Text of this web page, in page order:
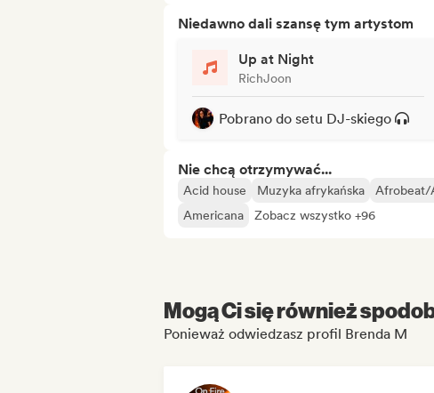
Niedawno dali szansę tym artystom
Up at Night
RichJoon
Pobrano do setu DJ-skiego
Nie chcą otrzymywać...
Acid house Muzyka afrykańska Afrobeat/
Americana
Zobacz wszystko +96
Mogą Ci się również
Ponieważ odwiedzasz profil Brenda M